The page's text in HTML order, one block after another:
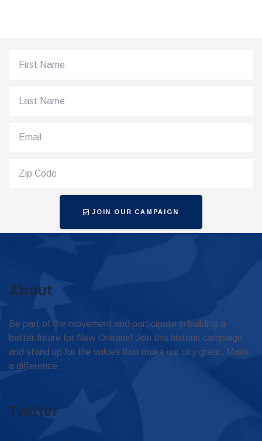
JOIN OUR CAMPAIGN
About
Be part of the movement and participate in building a
better future for New Orleans! Join this historic campaign
and stand up for the values that make our city great. Make
a difference.
Twitter